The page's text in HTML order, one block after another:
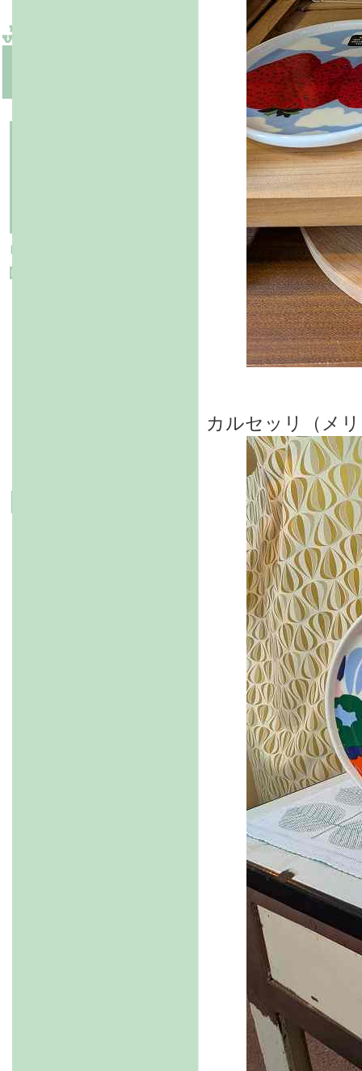
カルセッリ（メ